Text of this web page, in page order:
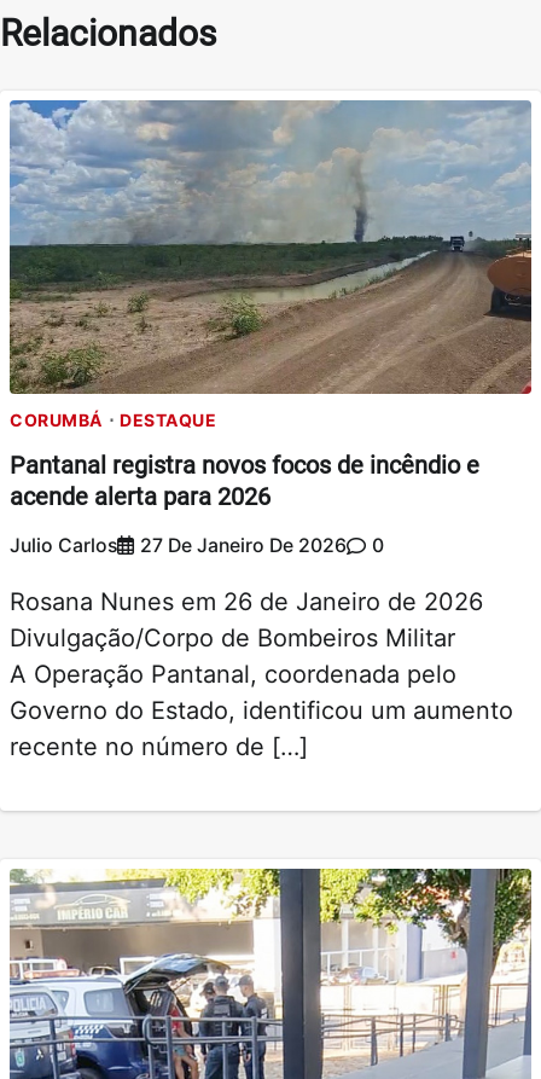
Relacionados
CORUMBÁ DESTAQUE
Pantanal registra novos focos de incêndio e
acende alerta para 2026
Julio Carlos 27 De Janeiro De 2026 0
Rosana Nunes em 26 de Janeiro de 2026
Divulgação/Corpo de Bombeiros Militar
A Operação Pantanal, coordenada pelo
Governo do Estado, identificou um aumento
recente no número de […]